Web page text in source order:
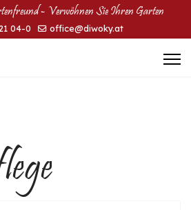
- Verwöhnen Sie Ihren Garten
04-0 office@diwoky.at